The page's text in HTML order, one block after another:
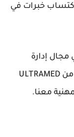
خبرات في
إدارة
المخزون، فلا تفوت الفرصة لتكون جزءًا من ULTRAMED
معنا.